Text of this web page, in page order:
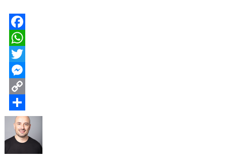
Facebook
WhatsApp
Twitter
Messenger
Copy
Link
Compartir